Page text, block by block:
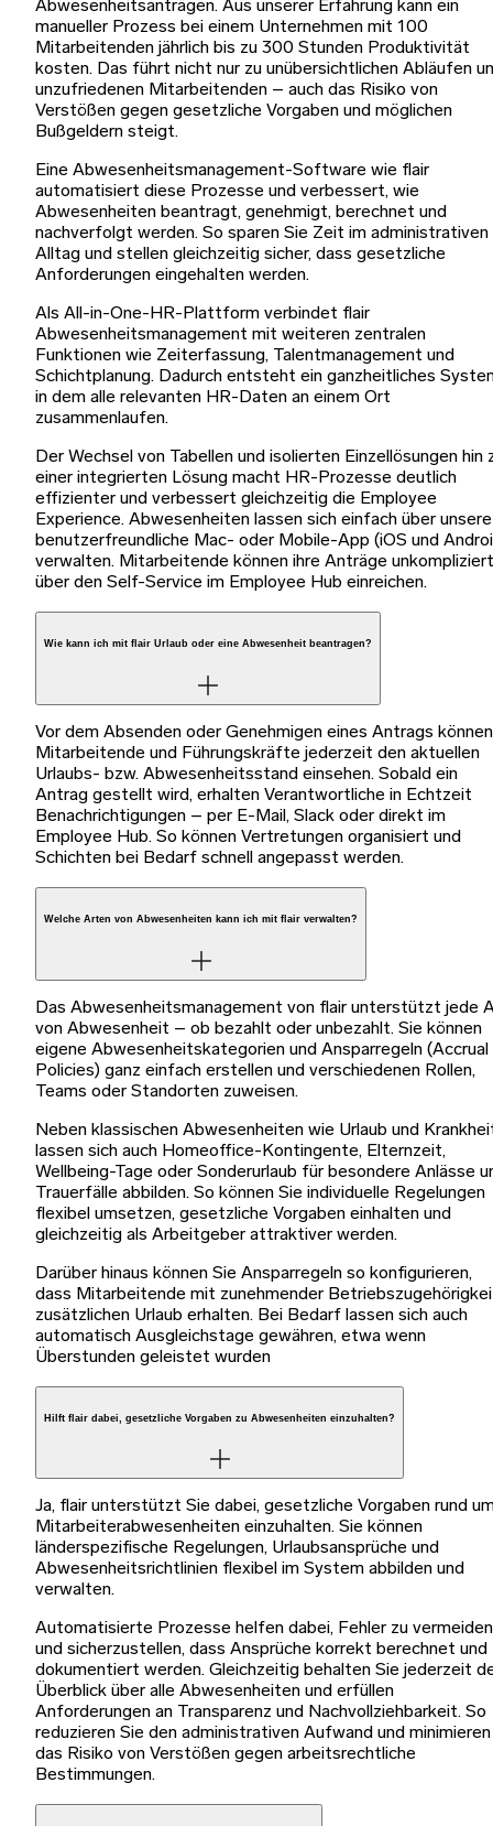
Abwesenheitsanträgen. Aus unserer Erfahrung kann ein
manueller Prozess bei einem Unternehmen mit 100
Mitarbeitenden jährlich bis zu 300 Stunden Produktivität
kosten. Das führt nicht nur zu unübersichtlichen Abläufen
unzufriedenen Mitarbeitenden – auch das Risiko von
Verstößen gegen gesetzliche Vorgaben und möglichen
Bußgeldern steigt.
Eine Abwesenheitsmanagement-Software wie flair
automatisiert diese Prozesse und verbessert, wie
Abwesenheiten beantragt, genehmigt, berechnet und
nachverfolgt werden. So sparen Sie Zeit im administrativen
Alltag und stellen gleichzeitig sicher, dass gesetzliche
Anforderungen eingehalten werden.
Als All-in-One-HR-Plattform verbindet flair
Abwesenheitsmanagement mit weiteren zentralen
Funktionen wie Zeiterfassung, Talentmanagement und
Schichtplanung. Dadurch entsteht ein ganzheitliches
in dem alle relevanten HR-Daten an einem Ort
zusammenlaufen.
Der Wechsel von Tabellen und isolierten Einzellösungen hin
einer integrierten Lösung macht HR-Prozesse deutlich
effizienter und verbessert gleichzeitig die Employee
Experience. Abwesenheiten lassen sich einfach über unsere
benutzerfreundliche Mac- oder Mobile-App (iOS und
verwalten. Mitarbeitende können ihre Anträge unkompliziert
über den Self-Service im Employee Hub einreichen.
Wie kann ich mit flair Urlaub oder eine Abwesenheit beantragen?
Vor dem Absenden oder Genehmigen eines Antrags können
Mitarbeitende und Führungskräfte jederzeit den aktuellen
Urlaubs- bzw. Abwesenheitsstand einsehen. Sobald ein
Antrag gestellt wird, erhalten Verantwortliche in Echtzeit
Benachrichtigungen – per E-Mail, Slack oder direkt im
Employee Hub. So können Vertretungen organisiert und
Schichten bei Bedarf schnell angepasst werden.
Welche Arten von Abwesenheiten kann ich mit flair verwalten?
Das Abwesenheitsmanagement von flair unterstützt jede
von Abwesenheit – ob bezahlt oder unbezahlt. Sie können
eigene Abwesenheitskategorien und Ansparregeln (Accrual
Policies) ganz einfach erstellen und verschiedenen Rollen,
Teams oder Standorten zuweisen.
Neben klassischen Abwesenheiten wie Urlaub und
lassen sich auch Homeoffice-Kontingente, Elternzeit,
Wellbeing-Tage oder Sonderurlaub für besondere Anlässe
Trauerfälle abbilden. So können Sie individuelle Regelungen
flexibel umsetzen, gesetzliche Vorgaben einhalten und
gleichzeitig als Arbeitgeber attraktiver werden.
Darüber hinaus können Sie Ansparregeln so konfigurieren,
dass Mitarbeitende mit zunehmender
zusätzlichen Urlaub erhalten. Bei Bedarf lassen sich auch
automatisch Ausgleichstage gewähren, etwa wenn
Überstunden geleistet wurden
Hilft flair dabei, gesetzliche Vorgaben zu Abwesenheiten einzuhalten?
Ja, flair unterstützt Sie dabei, gesetzliche Vorgaben rund
Mitarbeiterabwesenheiten einzuhalten. Sie können
länderspezifische Regelungen, Urlaubsansprüche und
Abwesenheitsrichtlinien flexibel im System abbilden und
verwalten.
Automatisierte Prozesse helfen dabei, Fehler zu vermeiden
und sicherzustellen, dass Ansprüche korrekt berechnet und
dokumentiert werden. Gleichzeitig behalten Sie jederzeit
Überblick über alle Abwesenheiten und erfüllen
Anforderungen an Transparenz und Nachvollziehbarkeit. So
reduzieren Sie den administrativen Aufwand und minimieren
das Risiko von Verstößen gegen arbeitsrechtliche
Bestimmungen.